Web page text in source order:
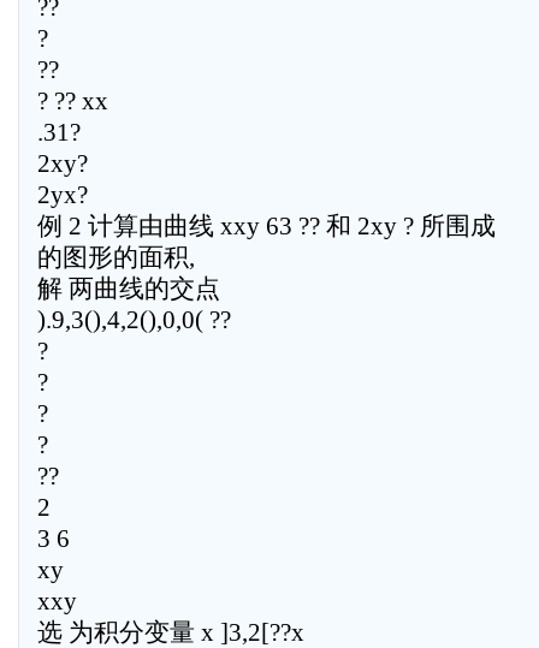
??
?
??
? ?? xx
.31?
2xy?
2yx?
例 2 计算由曲线 xxy 63 ?? 和 2xy ? 所围成
的图形的面积,
解 两曲线的交点
).9,3(),4,2(),0,0( ??
?
?
?
?
??
2
3 6
xy
xxy
选 为积分变量 x ]3,2[??x